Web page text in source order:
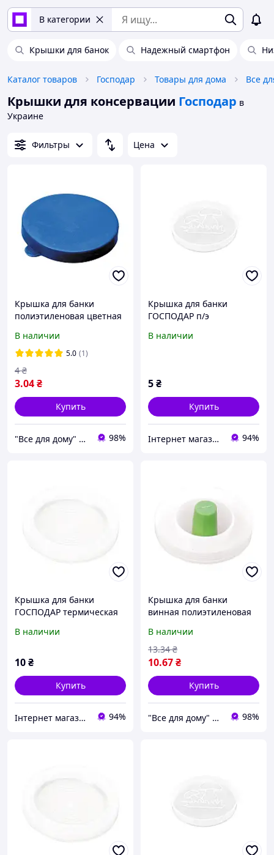
В категории
Крышки для банок Надежный смартфон
Каталог товаров Господар Товары для дома Все
Крышки для консервации Господар в
Украине
Фильтры Цена
Крышка для банки
полиэтиленовая цветная
В наличии
5.0 (1)
3.04₴
4 ₴
Купить
"Все для дому" мережа будівельно-господарських магазинів 98%
Крышка для банки
ГОСПОДАР п/э
В наличии
5₴
Купить
Інтернет магазин "Shop Tools" 94%
Крышка для банки
ГОСПОДАР термическая
В наличии
10₴
Купить
Інтернет магазин "Shop Tools" 94%
Крышка для банки
винная полиэтиленовая
В наличии
10.67₴
13.34 ₴
Купить
"Все для дому" мережа будівельно-господарських магазинів 98%